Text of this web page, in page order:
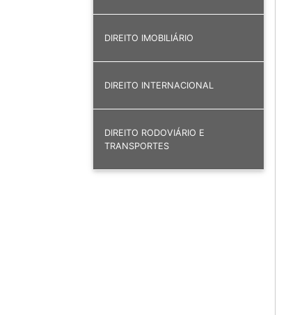
DIREITO IMOBILIÁRIO
DIREITO INTERNACIONAL
DIREITO RODOVIÁRIO E
TRANSPORTES